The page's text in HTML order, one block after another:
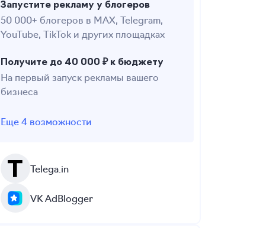
Запустите рекламу у блогеров
50 000+ блогеров в MAX, Telegram,
YouTube, TikTok и других площадках
Получите до 40 000 ₽ к бюджету
На первый запуск рекламы вашего
бизнеса
Еще 4 возможности
Telega.in
VK AdBlogger